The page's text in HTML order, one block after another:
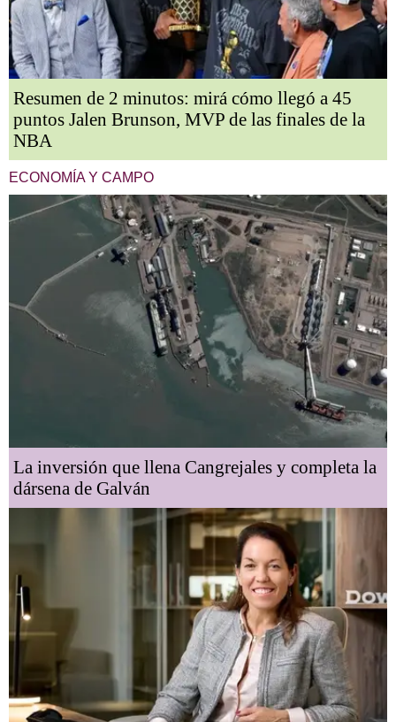
Resumen de 2 minutos: mirá cómo llegó a 45
puntos Jalen Brunson, MVP de las finales de la
NBA
ECONOMÍA Y CAMPO
La inversión que llena Cangrejales y completa la
dársena de Galván